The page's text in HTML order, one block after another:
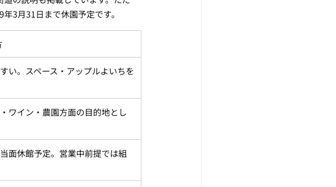
3月31日まで休園予定です。
い。スペース・アップルよいちを
ワイン・農園方面の目的地とし
面休館予定。営業中前提では組